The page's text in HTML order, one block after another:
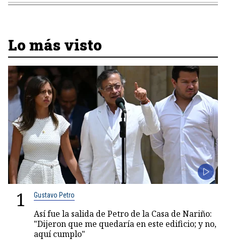
Lo más visto
1 Gustavo Petro
Así fue la salida de Petro de la Casa de Nariño:
"Dijeron que me quedaría en este edificio; y no,
aquí cumplo"